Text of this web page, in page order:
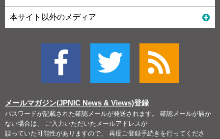
本サイト以外のメディア
メールマガジン(JPNIC News & Views)登録
パスワードが記載された確認メールが発送されます。 確認メールが届か
ない場合は、 ご入力いただいたメールアドレスが
誤っていた可能性がありますので、 再度ご登録手続きを行ってくださ